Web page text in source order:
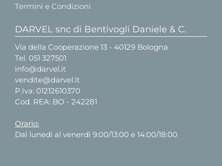
Termini e Condizioni
DARVEL snc di Bentivogli Daniele & C.
Via della Cooperazione 13 - 40129 Bologna
Tel. 051 327501
info@darvel.it
vendite@darvel.it
P.Iva: 01212610370
Cod. REA: BO - 242281
Orario:
Dal lunedì al venerdì 9:00/13:00 e 14:00/18:00